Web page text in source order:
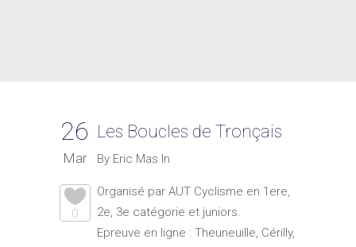
26
Mar
0
Les Boucles de Tronçais
By Eric Mas In
Organisé par AUT Cyclisme en 1ere,
2e, 3e catégorie et juniors.
Epreuve en ligne : Theuneuille, Cérilly,